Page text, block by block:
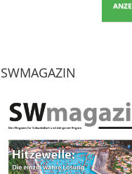
SWMAGAZIN